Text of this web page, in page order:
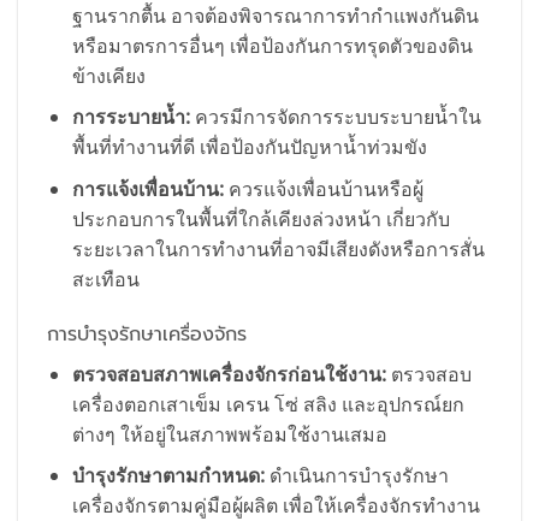
ฐานรากตื้น อาจต้องพิจารณาการทำกำแพงกันดิน
หรือมาตรการอื่นๆ เพื่อป้องกันการทรุดตัวของดิน
ข้างเคียง
การระบายน้ำ:ควรมีการจัดการระบบระบายน้ำใน
พื้นที่ทำงานที่ดี เพื่อป้องกันปัญหาน้ำท่วมขัง
การแจ้งเพื่อนบ้าน:ควรแจ้งเพื่อนบ้านหรือผู้
ประกอบการในพื้นที่ใกล้เคียงล่วงหน้า เกี่ยวกับ
ระยะเวลาในการทำงานที่อาจมีเสียงดังหรือการสั่น
สะเทือน
การบำรุงรักษาเครื่องจักร
ตรวจสอบสภาพเครื่องจักรก่อนใช้งาน:ตรวจสอบ
เครื่องตอกเสาเข็ม เครน โซ่ สลิง และอุปกรณ์ยก
ต่างๆ ให้อยู่ในสภาพพร้อมใช้งานเสมอ
บำรุงรักษาตามกำหนด:ดำเนินการบำรุงรักษา
เครื่องจักรตามคู่มือผู้ผลิต เพื่อให้เครื่องจักรทำงาน